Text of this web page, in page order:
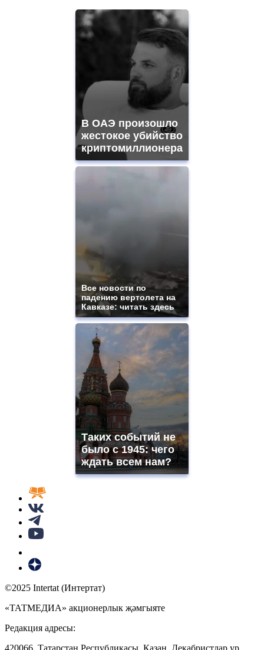
В ОАЭ произошло
жестокое убийство
криптомиллионера
Все новости по
падению вертолета на
Кавказе: читать здесь
Таких событий не
было с 1945: чего
ждать всем нам?
©2025 Intertat (Интертат)
«ТАТМЕДИА» акционерлык җәмгыяте
Редакция адресы:
420066, Татарстан Республикасы, Казан, Декабристлар ур.,